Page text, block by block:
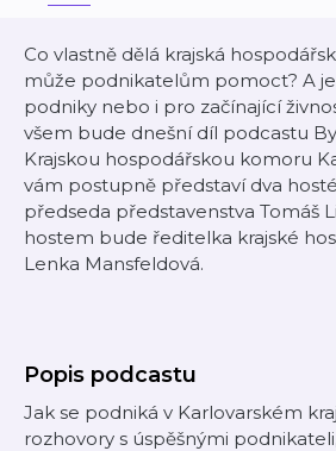
Co vlastně dělá krajská
může podnikatelům pomoct? A
podniky nebo i pro začínající
všem bude dnešní díl podcastu
Krajskou hospodářskou komoru
vám postupně představí dva
předseda představenstva Tomáš
hostem bude ředitelka krajské
Lenka Mansfeldová.
Popis podcastu
Jak se podniká v Karlovarském
rozhovory s úspěšnými